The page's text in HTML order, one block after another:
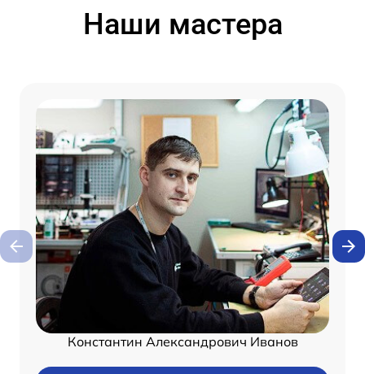
Наши мастера
Константин Александрович Иванов